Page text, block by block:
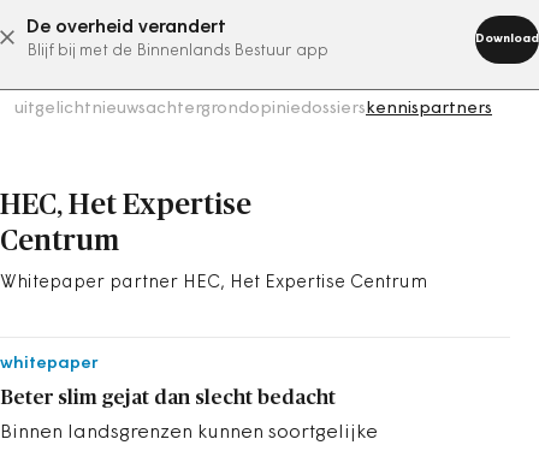
De overheid verandert
Blijf bij met de Binnenlands Bestuur app
Download
abonneer nu
uitgelicht nieuwsachtergrondopiniedossierskennispartners
HEC, Het Expertise
Centrum
Whitepaper partner HEC, Het Expertise Centrum
whitepaper
Beter slim gejat dan slecht bedacht
Binnen landsgrenzen kunnen soortgelijke